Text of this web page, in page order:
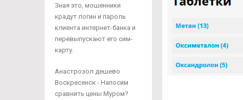
Зная это, мошенники
крадут логин и пароль
клиента интернет-банка и
перевыпускают его сим-
карту.
Анастрозол дешево
Воскресенск - Напосим
сравнить цены Муром?